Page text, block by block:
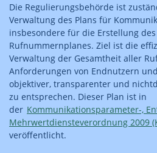
Die Regulierungsbehörde ist
Verwaltung des Plans für
insbesondere für die Erstellung
Rufnummernplanes. Ziel ist die
Verwaltung der Gesamtheit aller
Anforderungen von Endnutzern
objektiver, transparenter und
zu entsprechen. Dieser Plan ist in
der Kommunikationsparameter-,
Mehrwertdiensteverordnung 2009
veröffentlicht.